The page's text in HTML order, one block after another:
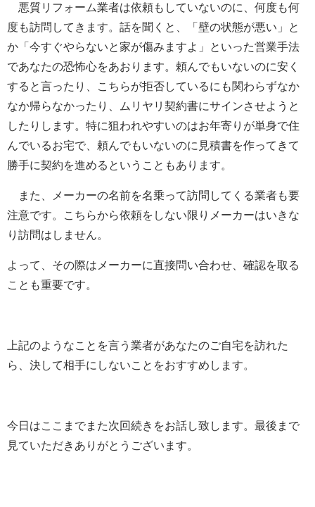
悪質リフォーム業者は依頼もしていないのに、何度も何
度も訪問してきます。話を聞くと、「壁の状態が悪い」と
か「今すぐやらないと家が傷みますよ」といった営業手法
であなたの恐怖心をあおります。頼んでもいないのに安く
すると言ったり、こちらが拒否しているにも関わらずなか
なか帰らなかったり、ムリヤリ契約書にサインさせようと
したりします。特に狙われやすいのはお年寄りが単身で住
んでいるお宅で、頼んでもいないのに見積書を作ってきて
勝手に契約を進めるということもあります。
また、メーカーの名前を名乗って訪問してくる業者も要
注意です。こちらから依頼をしない限りメーカーはいきな
り訪問はしません。
よって、その際はメーカーに直接問い合わせ、確認を取る
ことも重要です。
上記のようなことを言う業者があなたのご自宅を訪れた
ら、決して相手にしないことをおすすめします。
今日はここまでまた次回続きをお話し致します。最後まで
見ていただきありがとうございます。